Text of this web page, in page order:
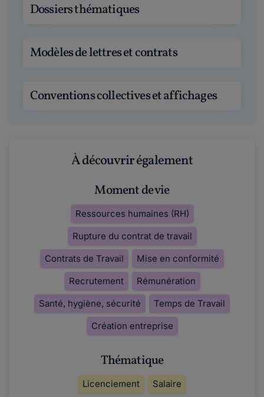
Dossiers thématiques
Modèles de lettres et contrats
Conventions collectives et affichages
À découvrir également
Moment de vie
Ressources humaines (RH)
Rupture du contrat de travail
Contrats de Travail
Mise en conformité
Recrutement
Rémunération
Santé, hygiène, sécurité
Temps de Travail
Création entreprise
Thématique
Licenciement Salaire